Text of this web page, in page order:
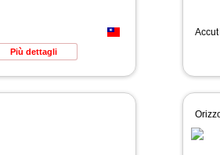
Più dettagli